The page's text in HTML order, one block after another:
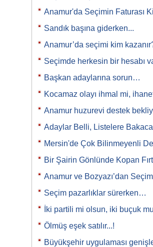
Anamur'da Seçimin Faturası
Sandık başına giderken...
Anamur’da seçimi kim
Seçimde herkesin bir hesabı
Başkan adaylarına sorun…
Kocamaz olayı ihmal mi,
Anamur huzurevi destek
Adaylar Belli, Listelere
Mersin'de Çok Bilinmeyenli
Bir Şairin Gönlünde Kopan
Anamur ve Bozyazı’dan
Seçim pazarlıklar sürerken…
İki partili mi olsun, iki buçuk
Ölmüş eşek satılır...!
Büyükşehir uygulaması